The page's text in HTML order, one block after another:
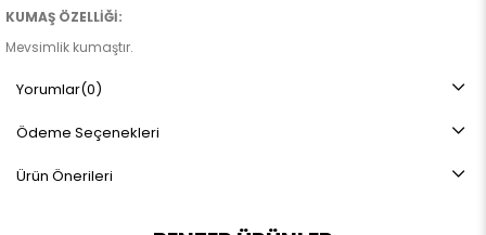
KUMAŞ ÖZELLİĞİ:
Mevsimlik kumaştır.
Pantolon boy: 105ccm Abaya Boy:140cm
38-40-42-44-46-50 bedenleri mevcuttur.
Yorumlar(0)
Ödeme Seçenekleri
Ürün Önerileri